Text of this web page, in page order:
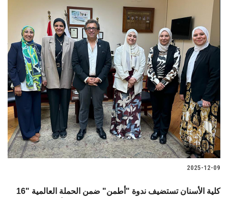
2025-12-09
كلية الأسنان تستضيف ندوة "أطمن" ضمن الحملة العالمية "16